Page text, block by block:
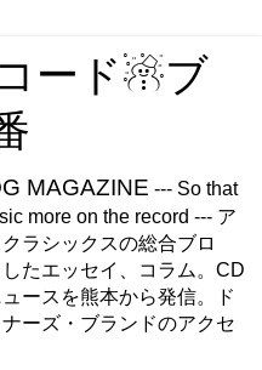
ード☃ブ
MAGAZINE --- So that
more on the record --- ア
ラシックスの総合ブロ
たエッセイ、コラム。CD
ースを熊本から発信。ド
ーズ・ブランドのアクセ